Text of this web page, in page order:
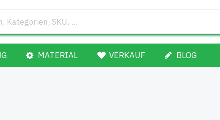
MATERIAL VERKAUF BLOG